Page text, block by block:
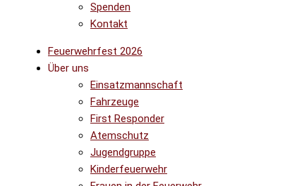
Spenden
Kontakt
Feuerwehrfest 2026
Über uns
Einsatzmannschaft
Fahrzeuge
First Responder
Atemschutz
Jugendgruppe
Kinderfeuerwehr